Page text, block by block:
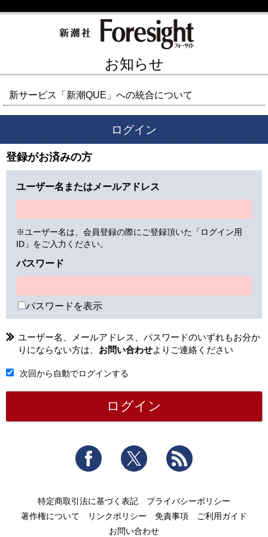
お知らせ
新サービス「新潮QUE」への統合について
ログイン
登録がお済みの方
ユーザー名またはメールアドレス
※ユーザー名は、会員登録の際にご登録頂いた「ログイン用
ID」をご入力ください。
パスワード
パスワードを表示
ユーザー名、メールアドレス、パスワードのいずれもお分か
りにならない方は、 お問い合わせよりご連絡ください
次回から自動でログインする
Facebook Twitter
特定商取引法に基づく表記
プライバシーポリシー
著作権について
リンクポリシー 免責事項
ご利用ガイド
お問い合わせ